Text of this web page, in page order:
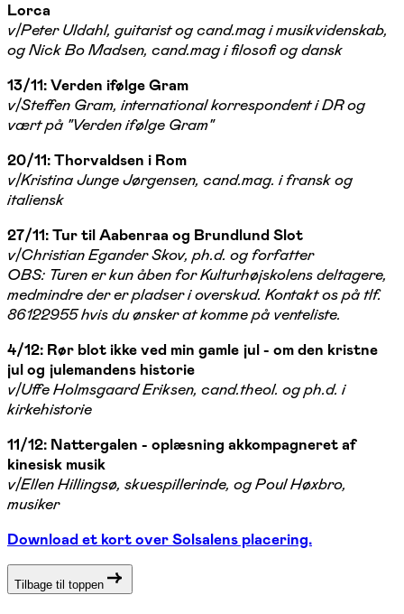
Lorca
v/Peter Uldahl, guitarist og cand.mag i musikvidenskab,
og Nick Bo Madsen, cand.mag i filosofi og dansk
13/11: Verden ifølge Gram
v/Steffen Gram, international korrespondent i DR og
vært på "Verden ifølge Gram"
20/11: Thorvaldsen i Rom
v/Kristina Junge Jørgensen, cand.mag. i fransk og
italiensk
27/11: Tur til Aabenraa og Brundlund Slot
v/Christian Egander Skov, ph.d. og forfatter
OBS: Turen er kun åben for Kulturhøjskolens deltagere,
medmindre der er pladser i overskud. Kontakt os på tlf.
86122955 hvis du ønsker at komme på venteliste.
4/12: Rør blot ikke ved min gamle jul - om den kristne
jul og julemandens historie
v/Uffe Holmsgaard Eriksen, cand.theol. og ph.d. i
kirkehistorie
11/12: Nattergalen - oplæsning akkompagneret af
kinesisk musik
v/Ellen Hillingsø, skuespillerinde, og Poul Høxbro,
musiker
Download et kort over Solsalens placering.
Tilbage til toppen